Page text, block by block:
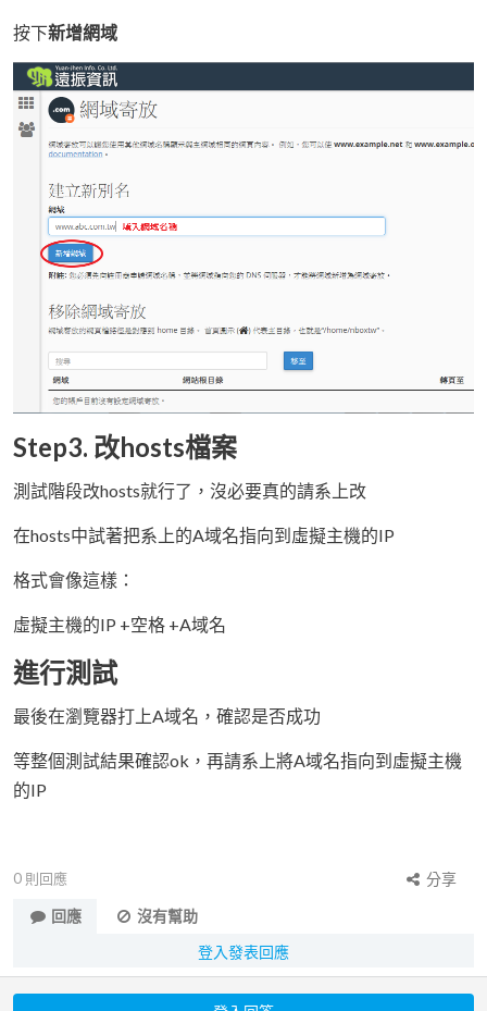
按下新增網域
Step3. 改hosts檔案
測試階段改hosts就行了，沒必要真的請系上改
在hosts中試著把系上的A域名指向到虛擬主機的IP
格式會像這樣：
虛擬主機的IP +空格 +A域名
進行測試
最後在瀏覽器打上A域名，確認是否成功
等整個測試結果確認ok，再請系上將A域名指向到虛擬主機
的IP
0 則回應
分享
回應
沒有幫助
登入發表回應